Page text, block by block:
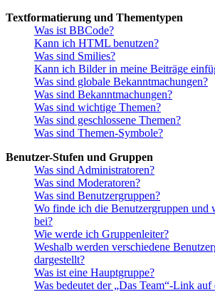
Textformatierung und Thementypen
Was ist BBCode?
Kann ich HTML benutzen?
Was sind Smilies?
Kann ich Bilder in meine Beiträge
Was sind globale Bekanntmachungen?
Was sind Bekanntmachungen?
Was sind wichtige Themen?
Was sind geschlossene Themen?
Was sind Themen-Symbole?
Benutzer-Stufen und Gruppen
Was sind Administratoren?
Was sind Moderatoren?
Was sind Benutzergruppen?
Wo finde ich die Benutzergruppen und
bei?
Wie werde ich Gruppenleiter?
Weshalb werden verschiedene
dargestellt?
Was ist eine Hauptgruppe?
Was bedeutet der „Das Team“-Link auf